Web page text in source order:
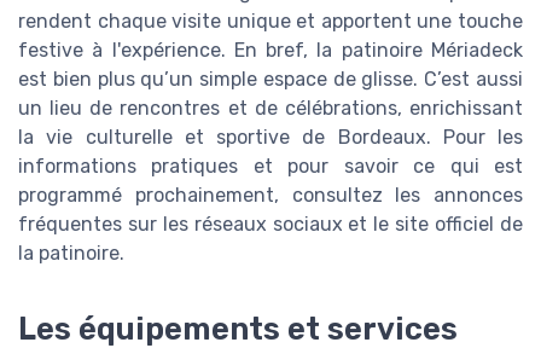
rendent chaque visite unique et apportent une touche
festive à l'expérience. En bref, la patinoire Mériadeck
est bien plus qu’un simple espace de glisse. C’est aussi
un lieu de rencontres et de célébrations, enrichissant
la vie culturelle et sportive de Bordeaux. Pour les
informations pratiques et pour savoir ce qui est
programmé prochainement, consultez les annonces
fréquentes sur les réseaux sociaux et le site officiel de
la patinoire.
Les équipements et services